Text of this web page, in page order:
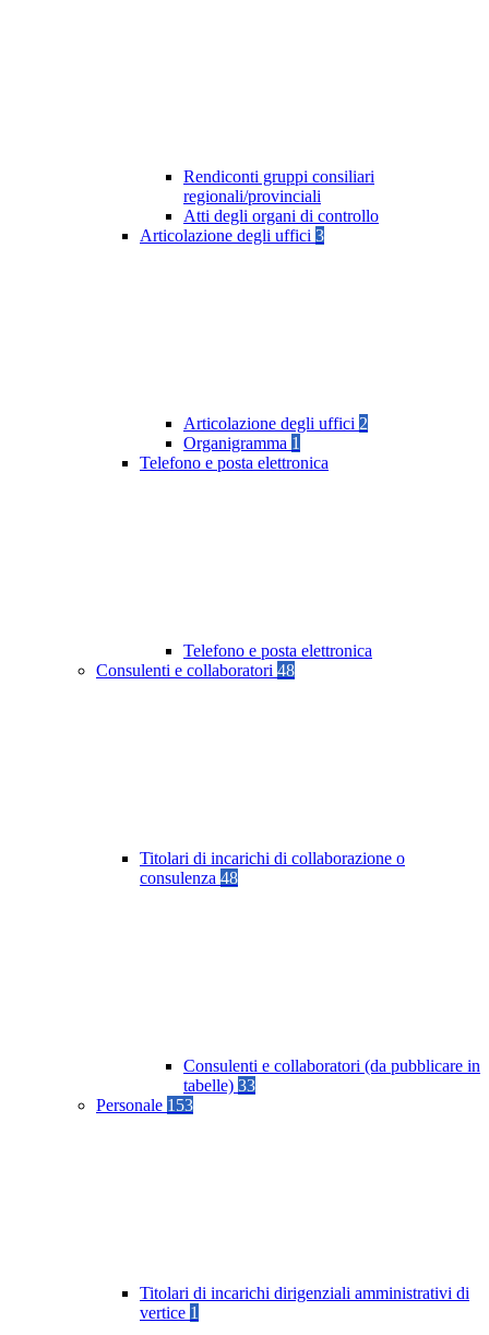
Rendiconti gruppi consiliari
regionali/provinciali
Atti degli organi di controllo
Articolazione degli uffici 3
Articolazione degli uffici 2
Organigramma 1
Telefono e posta elettronica
Telefono e posta elettronica
Consulenti e collaboratori 48
Titolari di incarichi di collaborazione o
consulenza 48
Consulenti e collaboratori (da pubblicare in
tabelle) 33
Personale 153
Titolari di incarichi dirigenziali amministrativi di
vertice 1